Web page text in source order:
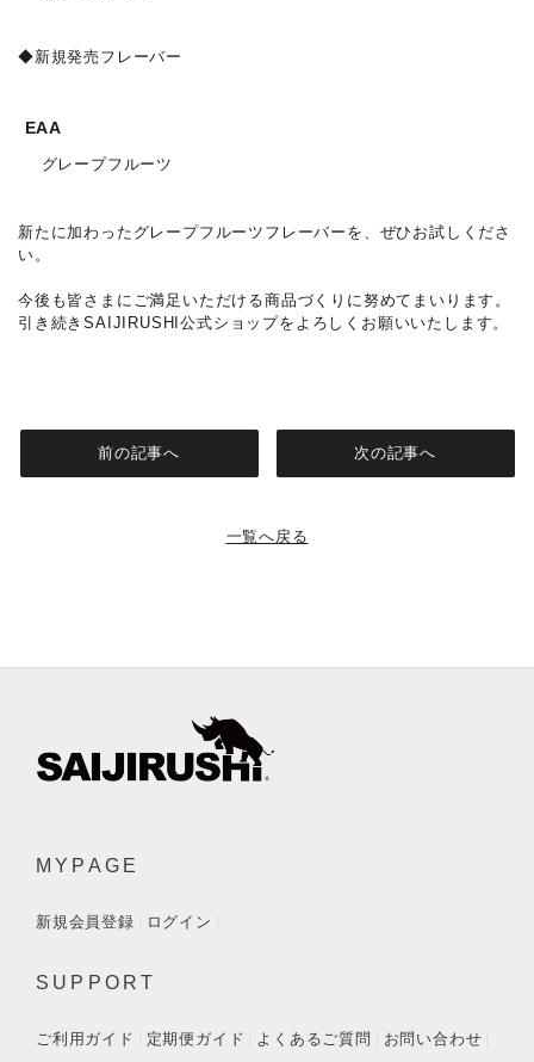
◆新規発売フレーバー
EAA
グレープフルーツ
新たに加わったグレープフルーツフレーバーを、ぜひお試しくださ
い。
今後も皆さまにご満足いただける商品づくりに努めてまいります。
引き続きSAIJIRUSHI公式ショップをよろしくお願いいたします。
前の記事へ
一覧へ戻る
次の記事へ
MYPAGE
新規会員登録 ログイン
SUPPORT
ご利用ガイド 定期便ガイド よくあるご質問 お問い合わせ